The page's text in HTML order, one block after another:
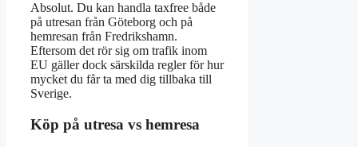
Absolut. Du kan handla taxfree både
på utresan från Göteborg och på
hemresan från Fredrikshamn.
Eftersom det rör sig om trafik inom
EU gäller dock särskilda regler för hur
mycket du får ta med dig tillbaka till
Sverige.
Köp på utresa vs hemresa